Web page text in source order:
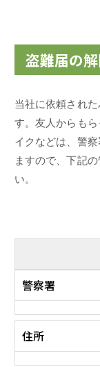
盗難届の
当社に依頼され
す。友人からも
イクなどは、警
ますので、下記
い。
警察署
住所